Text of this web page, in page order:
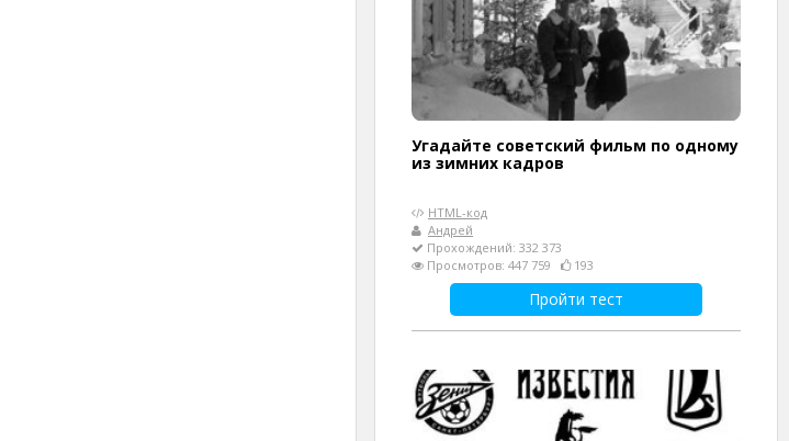
Угадайте советский фильм по одному
из зимних кадров
HTML-код
Андрей
Прохождений: 332 373
Просмотров: 447 759
193
Пройти тест